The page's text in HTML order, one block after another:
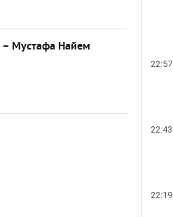
– Мустафа Найем
22:57
22:43
22:19